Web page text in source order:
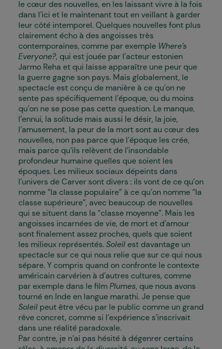
le cœur des nouvelles, en les laissant vivre à la fois
dans l’ici et le maintenant tout en veillant à garder
leur côté intemporel. Quelques nouvelles font plus
clairement écho à des angoisses très
contemporaines, comme par exemple Where’s
Everyone?, qui est jouée par l’acteur estonien
Jarmo Reha et qui laisse apparaître une peur que
la guerre gagne son pays. Mais globalement, le
spectacle est conçu de manière à ce qu’on ne
sente pas spécifiquement l’époque, ou du moins
qu’on ne se pose pas cette question. Le manque,
l’ennui, la solitude mais aussi le désir, la joie,
l’amusement, la peur de la mort sont au cœur des
nouvelles, non pas parce que l’époque les crée,
mais parce qu’ils relèvent de l’insondable
profondeur humaine quelles que soient les
époques. Les milieux sociaux dépeints dans
l’univers de Carver sont divers : ils vont de ce qu’on
nomme “la classe populaire” à ce qu’on nomme “la
classe supérieure”, avec beaucoup de nouvelles
qui se situent dans la “classe moyenne”. Mais les
angoisses incarnées de vie, de mort et d’amour
sont finalement assez proches, quels que soient
les milieux représentés.Soleil est davantage un
spectacle sur ce qui nous relie que sur ce qui nous
sépare. Y compris quand on confronte le contexte
américain carvérien à d’autres cultures, comme
par exemple dans le filmPlumes, que nous avons
tourné en Inde en langue marathi. Je pense que
Soleil peut être vécu par le public comme un grand
rêve concret, comme si l’expérience s’inscrivait
dans une réalité paradoxale.
Par contre, je n’ai pas hésité à dégenrer certains